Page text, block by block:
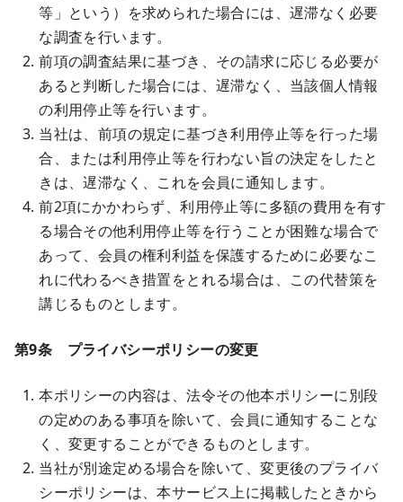
等」という）を求められた場合には、遅滞なく必要
な調査を行います。
前項の調査結果に基づき、その請求に応じる必要が
あると判断した場合には、遅滞なく、当該個人情報
の利用停止等を行います。
当社は、前項の規定に基づき利用停止等を行った場
合、または利用停止等を行わない旨の決定をしたと
きは、遅滞なく、これを会員に通知します。
前2項にかかわらず、利用停止等に多額の費用を有す
る場合その他利用停止等を行うことが困難な場合で
あって、会員の権利利益を保護するために必要なこ
れに代わるべき措置をとれる場合は、この代替策を
講じるものとします。
第9条 プライバシーポリシーの変更
本ポリシーの内容は、法令その他本ポリシーに別段
の定めのある事項を除いて、会員に通知することな
く、変更することができるものとします。
当社が別途定める場合を除いて、変更後のプライバ
シーポリシーは、本サービス上に掲載したときから